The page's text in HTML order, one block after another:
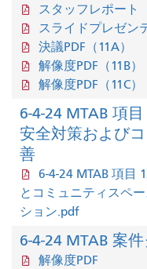
スタッフレポート（
スライドプレゼン
決議PDF（11A）
解像度PDF（11B）
解像度PDF（11C）
6-4-24 MTAB 項
安全対策および
善
6-4-24 MTAB 項目
とコミュニティスペ
ション.pdf
6-4-24 MTAB 案
解像度PDF